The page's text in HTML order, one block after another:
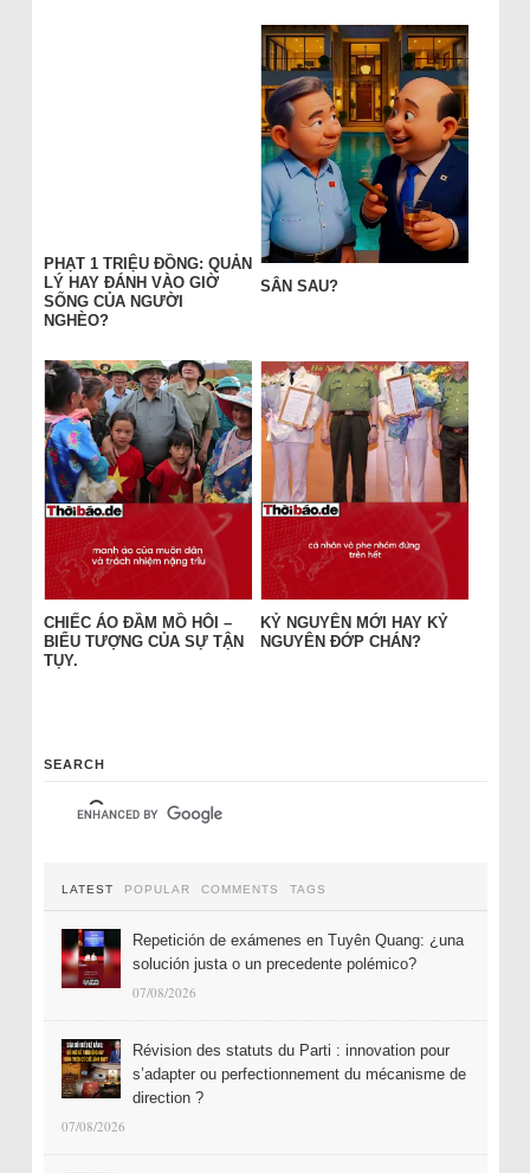
PHẠT 1 TRIỆU ĐỒNG: QUẢN
LÝ HAY ĐÁNH VÀO GIỜ
SỐNG CỦA NGƯỜI
NGHÈO?
SÂN SAU?
CHIẾC ÁO ĐẦM MỒ HÔI –
BIỂU TƯỢNG CỦA SỰ TẬN
TỤY.
KỶ NGUYÊN MỚI HAY KỶ
NGUYÊN ĐỚP CHÁN?
SEARCH
LATEST POPULAR COMMENTS TAGS
Repetición de exámenes en Tuyên Quang: ¿una
solución justa o un precedente polémico?
07/08/2026
Révision des statuts du Parti : innovation pour
s’adapter ou perfectionnement du mécanisme de
direction ?
07/08/2026